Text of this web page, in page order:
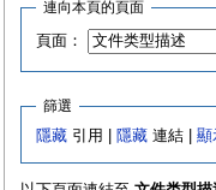
連向本頁的頁面
頁面：
篩選
隱藏 引用 | 隱藏 連結 |顯